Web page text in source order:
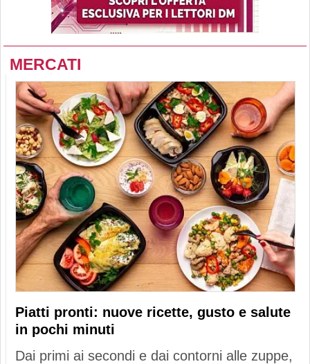
MERCATI
Piatti pronti: nuove ricette, gusto e salute
in pochi minuti
Dai primi ai secondi e dai contorni alle zuppe,